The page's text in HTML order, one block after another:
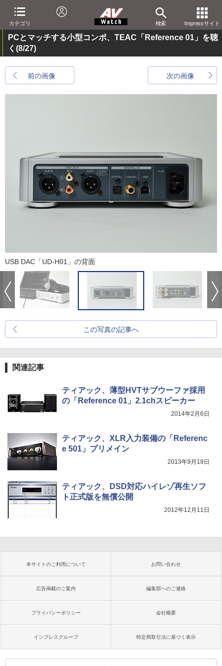
カテゴリ 検索 Impressサイト
PCとマッチする小型コンポ、TEAC「Reference 01」を聴
く (8/27)
前の画像 次の画像
USB DAC「UD-H01」の背面
この写真の記事へ
関連記事
ティアック、薄型HVTサブウーファ採用
の「Reference 01」2.1chスピーカー
2014年2月6日
ティアック、XLR入力装備の「Referenc
e 501」プリメイン
2013年9月19日
ティアック、DSD対応ハイレゾ再生ソフ
ト正式版を無償公開
2012年12月11日
本サイトのご利用について お問い合わせ
広告掲載のご案内 編集部へのご連絡
プライバシーポリシー 会社概要
インプレスグループ 特定商取引法に基づく表示